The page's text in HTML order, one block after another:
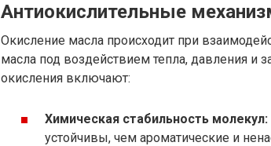
Антиокислительные
Окисление масла происходит при
масла под воздействием тепла, давления и
окисления включают:
Химическая стабильность молекул:
устойчивы, чем ароматические и